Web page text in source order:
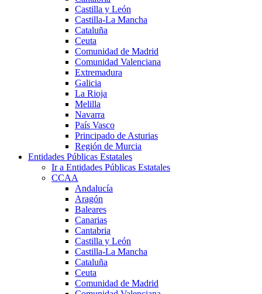
Castilla y León
Castilla-La Mancha
Cataluña
Ceuta
Comunidad de Madrid
Comunidad Valenciana
Extremadura
Galicia
La Rioja
Melilla
Navarra
País Vasco
Principado de Asturias
Región de Murcia
Entidades Públicas Estatales
Ir a Entidades Públicas Estatales
CCAA
Andalucía
Aragón
Baleares
Canarias
Cantabria
Castilla y León
Castilla-La Mancha
Cataluña
Ceuta
Comunidad de Madrid